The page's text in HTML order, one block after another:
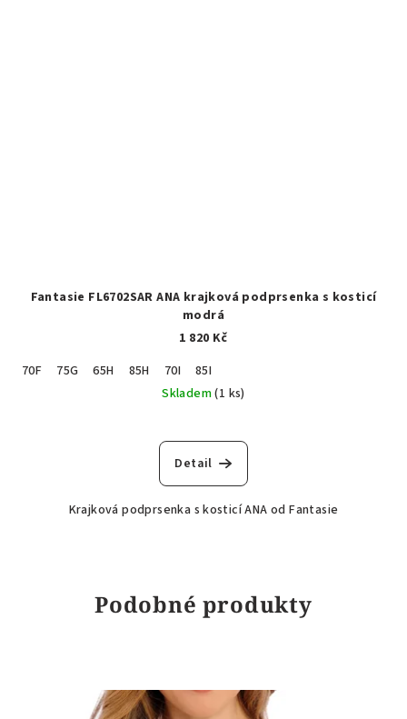
Fantasie FL6702SAR ANA krajková podprsenka s kosticí
modrá
1 820 Kč
70F
75G 65H 85H 70I
85I
Skladem(1 ks)
Detail
Krajková podprsenka s kosticí ANA od Fantasie
Podobné produkty